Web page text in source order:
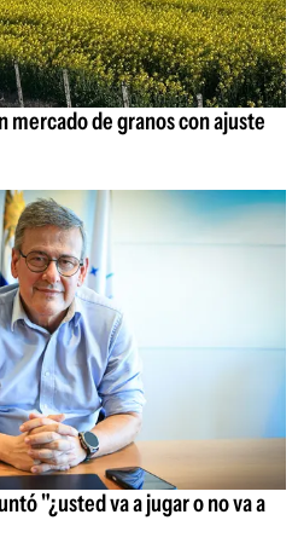
mercado de granos con ajuste
"¿usted va a jugar o no va a